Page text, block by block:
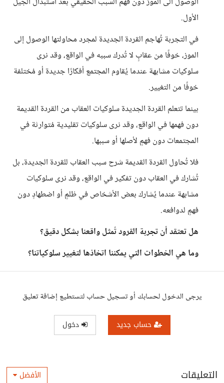
الأول.
في التجربة تُهاجم القردة الجديدة لمجرد محاولتها الوصول إلى
الموز، خوفًا من عقابٍ لا تُدرك سببه في الواقع، وقد نرى
سلوكيات مشابهة عندما يُقاوم المجتمع أفكارًا جديدة أو مُختلفة
خوفًا من التغيير.
بينما تتعلم القردة الجديدة سلوكيات العقاب من القردة القديمة
دون فهمها في الواقع، وقد نرى سلوكيات تقليدية مُتوارثة في
المجتمعات دون فهمٍ لأصلها أو سببها.
فلا تُحاول القردة القديمة شرح سبب العقاب للقردة الجديدة، بل
تُشارك في العقاب دون تفكير في الواقع، وقد نرى سلوكيات
مشابهة عندما يُشارك بعض الأشخاص في ظلمٍ أو اضطهادٍ دون
فهمٍ لدوافعه.
هل تعتقد أن تجربة القرود تُمثل واقعنا بشكل دقيق؟
وما هي الخطوات التي يمكننا اتخاذها لتغيير سلوكياتنا؟
يرجى الدخول لحسابك أو تسجيل حساب لتستطيع إضافة تعليق
حساب جديد دخول
التعليقات الأفضل